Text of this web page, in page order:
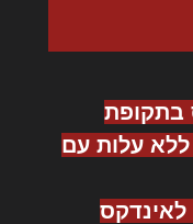
בתקופת
עלות עם